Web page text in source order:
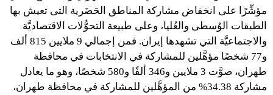
مؤشِّرًا على انخفاض مشاركة المناطق الحَضَرية التى تعيش بها
الطبقات الوُسطى والعُليا، وعلى طبيعة التحوُّلات الاقتصاديَّة
والاجتماعيَّة التي تشهدها إيران. فمن إجمالي 9 ملايين 815 ألف
و77 شخصًا مؤهَّلين للمشاركة في الانتخابات في محافظة
طهران، صوَّت 3 ملايين و346 ألفًا و580 شخصًا، وهو ما يعادل
مشاركة 34.38% من المؤهَّلين للمشاركة في محافظة طهران،